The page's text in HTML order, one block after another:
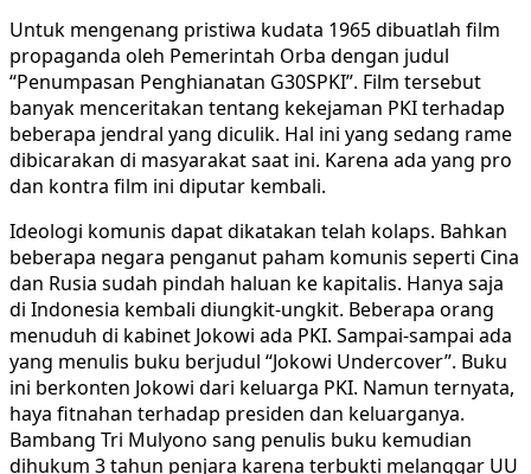
Untuk mengenang pristiwa kudata 1965 dibuatlah film
propaganda oleh Pemerintah Orba dengan judul
“Penumpasan Penghianatan G30SPKI”. Film tersebut
banyak menceritakan tentang kekejaman PKI terhadap
beberapa jendral yang diculik. Hal ini yang sedang rame
dibicarakan di masyarakat saat ini. Karena ada yang pro
dan kontra film ini diputar kembali.
Ideologi komunis dapat dikatakan telah kolaps. Bahkan
beberapa negara penganut paham komunis seperti Cina
dan Rusia sudah pindah haluan ke kapitalis. Hanya saja
di Indonesia kembali diungkit-ungkit. Beberapa orang
menuduh di kabinet Jokowi ada PKI. Sampai-sampai ada
yang menulis buku berjudul “Jokowi Undercover”. Buku
ini berkonten Jokowi dari keluarga PKI. Namun ternyata,
haya fitnahan terhadap presiden dan keluarganya.
Bambang Tri Mulyono sang penulis buku kemudian
dihukum 3 tahun penjara karena terbukti melanggar UU